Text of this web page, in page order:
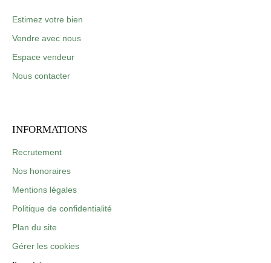
Estimez votre bien
Vendre avec nous
Espace vendeur
Nous contacter
INFORMATIONS
Recrutement
Nos honoraires
Mentions légales
Politique de confidentialité
Plan du site
Gérer les cookies